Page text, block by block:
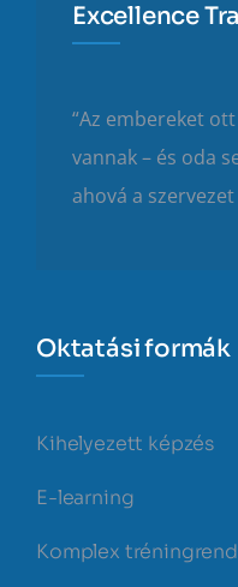
Excellence
“Az embereket
vannak – és oda
ahová a
Oktatási formák
Kihelyezett képzés
E-learning
Komplex